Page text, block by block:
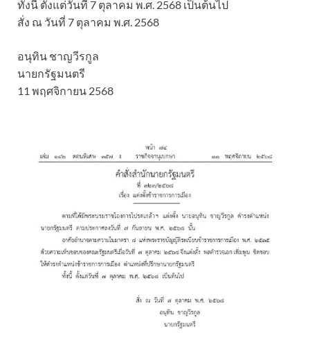
ทั้งนี้ ตั้งแต่วันที่ 7 ตุลาคม พ.ศ. 2568 เป็นต้นไป
สั่ง ณ วันที่ 7 ตุลาคม พ.ศ. 2568
อนุทิน ชาญวีรกูล
นายกรัฐมนตรี
11 พฤศจิกายน 2568